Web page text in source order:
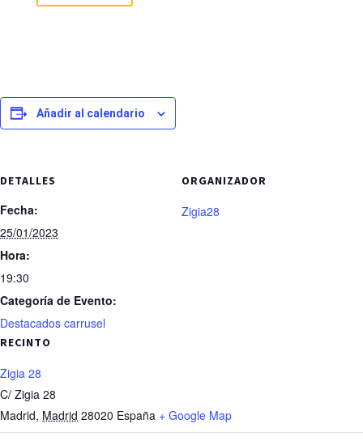
Añadir al calendario
DETALLES
Fecha:
25/01/2023
Hora:
19:30
Categoría de Evento:
Destacados carrusel
RECINTO
Zigia 28
C/ Zigia 28
Madrid, Madrid 28020 España + Google Map
ORGANIZADOR
Zigia28